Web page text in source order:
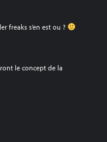
freaks s’en est ou ?
le concept de la